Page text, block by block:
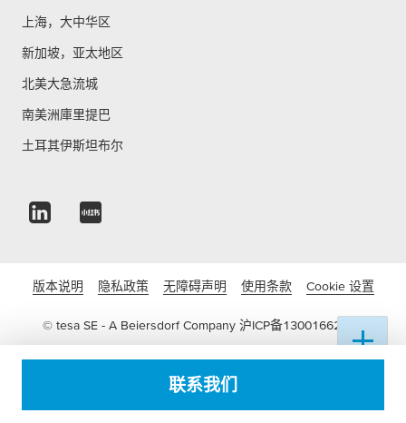
联系我们
上海，大中华区
新加坡，亚太地区
北美大急流城
南美洲庫里提巴
土耳其伊斯坦布尔
版本说明 隐私政策 无障碍声明 使用条款 Cookie 设置
© tesa SE - A Beiersdorf Company 沪ICP备13001662号-3
沪公网安备 31011502016822号